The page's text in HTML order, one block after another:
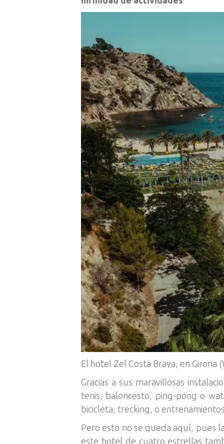
El hotel Zel Costa Brava, en Girona
Gracias a sus maravillosas
tenis, baloncesto, ping-pong o
bicicleta, trecking, o
Pero esto no se queda aquí, pues
este hotel de cuatro estrellas